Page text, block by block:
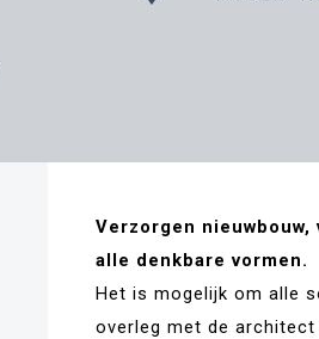
Verzorgen
alle denkbare vormen.
Het is mogelijk om alle
overleg met de architect